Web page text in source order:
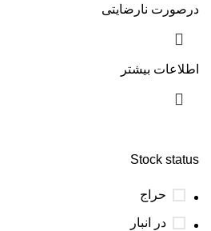
Stock status
حراج
در انبار
درصورت نارضایتی
اطلاعات بیشتر